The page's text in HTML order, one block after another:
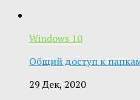
Windows 10
Общий доступ к
29 Дек, 2020